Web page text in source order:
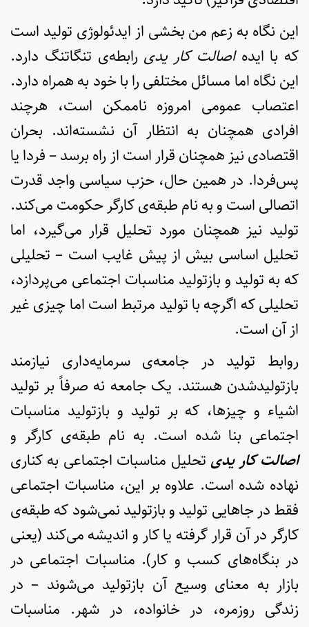
این نگاه به زعم من بخشی از ایدئولوژی تولید است
که با ایدهاصالت کار یدی رابطه‌ی تنگاتنگ دارد.
این نگاه اما مسائل مختلفی را با خود به همراه دارد.
اعتصاب عمومی امروزه ناممکن است، هرچند
افرادی همچنان به انتظار آن نشسته‌اند. بحران
اقتصادی نیز همچنان قرار است از راه برسد – فردا یا
پس‌فردا. در همین حال، حزب سیاسی واجد قدرت
اتصالی است و به نام طبقه‌ی کارگر حکومت می‌کند.
تولید نیز همچنان مورد تحلیل قرار می‌گیرد، اما
تحلیل اساسی بیش از پیش غایب است – تحلیلی
که به تولید و بازتولید مناسبات اجتماعی می‌پردازد،
تحلیلی که اگرچه با تولید مرتبط است اما چیزی غیر
از آن است.
روابط تولید در جامعه‌ی سرمایه‌داری نیازمند
بازتولیدشدن هستند. یک جامعه نه صرفاً بر تولید
اشیاء و چیزها، که بر تولید و بازتولید مناسبات
اجتماعی بنا شده است. به نام طبقه‌ی کارگر و
اصالت کار یدیتحلیل مناسبات اجتماعی به کناری
نهاده شده است. علاوه بر این، مناسبات اجتماعی
فقط در جاهایی تولید و بازتولید نمی‌شود که طبقه‌ی
کارگر در آن قرار گرفته یا کار و اندیشه می‌کند (یعنی
در بنگاه‌های کسب و کار). مناسبات اجتماعی در
بازار به معنای وسیع آن بازتولید می‌شوند – در
زندگی روزمره، در خانواده، در شهر. مناسبات